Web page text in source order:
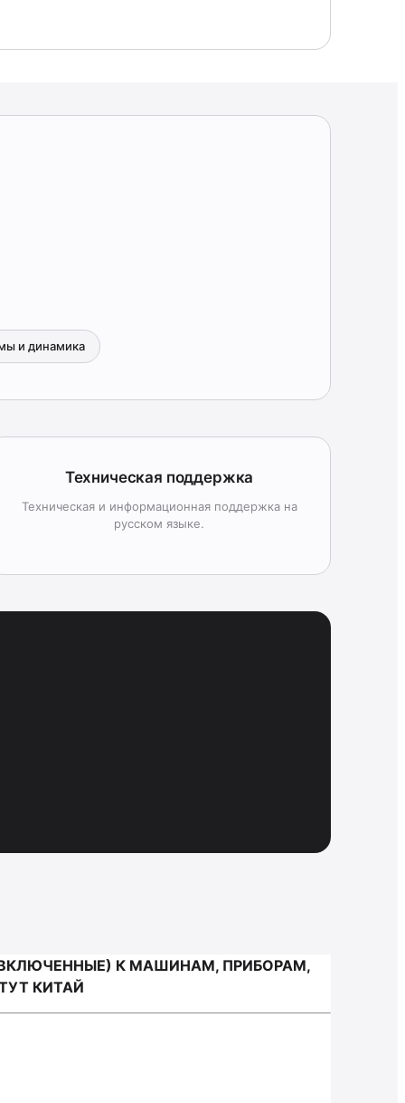
и динамика
Техническая поддержка
Техническая и информационная поддержка на
русском языке.
К МАШИНАМ, ПРИБОРАМ,
КИТАЙ